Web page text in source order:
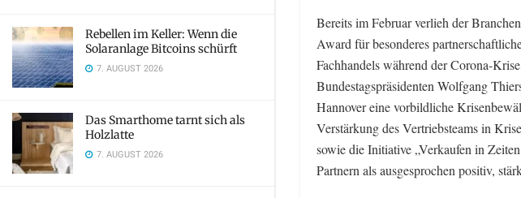
Rebellen im Keller: Wenn die
Solaranlage Bitcoins schürft
7. AUGUST 2026
Das Smarthome tarnt sich als
Holzlatte
7. AUGUST 2026
Bereits im Februar verlieh der
Award für besonderes
Fachhandels während der Corona-
Bundestagspräsidenten Wolfgang
Hannover eine vorbildliche
Verstärkung des Vertriebsteams in
sowie die Initiative „Verkaufen in
Partnern als ausgesprochen positiv,